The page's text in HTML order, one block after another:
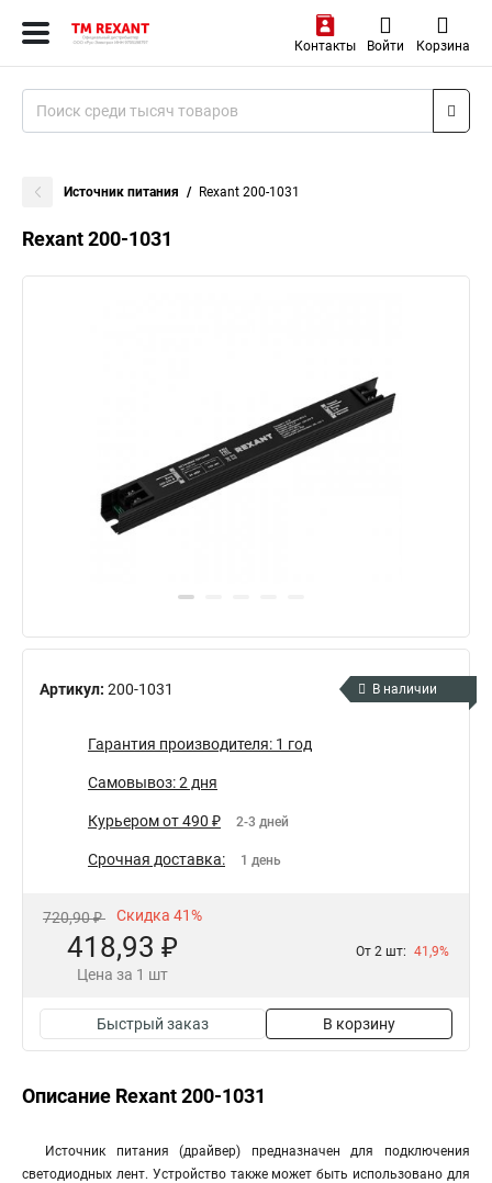
Контакты Войти Корзина
Источник питания Rexant 200-1031
Rexant 200-1031
Артикул: 200-1031 В наличии
Гарантия производителя: 1 год
Самовывоз: 2 дня
Курьером от 490 ₽ 2-3 дней
Срочная доставка: 1 день
720,90 ₽ Скидка 41%
418,93 ₽
Цена за 1 шт
От 2 шт: 41,9%
Быстрый заказ В корзину
Описание Rexant 200-1031
Источник питания (драйвер) предназначен для подключения
светодиодных лент. Устройство также может быть использовано для